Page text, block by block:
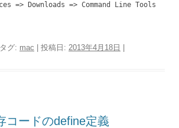
=> Downloads => Command Line Tools
グ: mac | 投稿日: 2013年4月18日
コードのdefine定義